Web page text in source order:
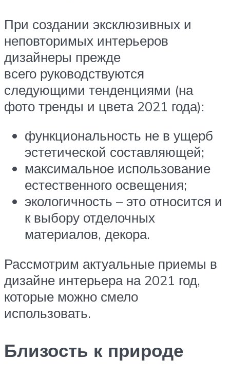
При создании эксклюзивных и
неповторимых интерьеров
дизайнеры прежде
всего руководствуются
следующими тенденциями (на
фото ​тренды и цвета 2021 года):
функциональность не в ущерб
эстетической составляющей;
максимальное использование
естественного освещения;
экологичность – это относится и
к выбору отделочных
материалов, декора.
Рассмотрим актуальные приемы в
дизайне интерьера на 2021 год,
которые можно смело
использовать.
Близость к природе